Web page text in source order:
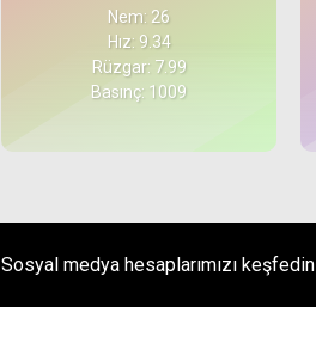
Nem: 26
Hız: 9.34
Rüzgar: 7.99
Basınç: 1009
Sosyal medya hesaplarımızı keşfedin